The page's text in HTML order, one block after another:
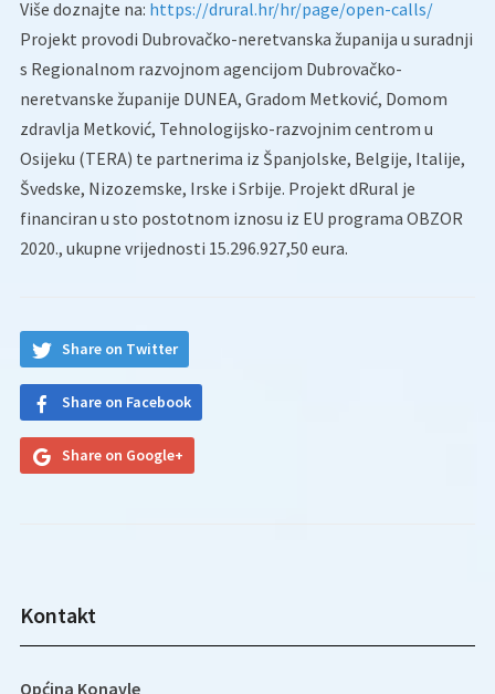
Više doznajte na: https://drural.hr/hr/page/open-calls/
Projekt provodi Dubrovačko-neretvanska županija u suradnji
s Regionalnom razvojnom agencijom Dubrovačko-
neretvanske županije DUNEA, Gradom Metković, Domom
zdravlja Metković, Tehnologijsko-razvojnim centrom u
Osijeku (TERA) te partnerima iz Španjolske, Belgije, Italije,
Švedske, Nizozemske, Irske i Srbije. Projekt dRural je
financiran u sto postotnom iznosu iz EU programa OBZOR
2020., ukupne vrijednosti 15.296.927,50 eura.
Share on Twitter
Share on Facebook
Share on Google+
Kontakt
Općina Konavle